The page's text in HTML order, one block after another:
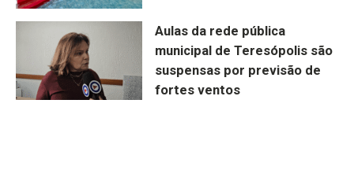
Aulas da rede pública
municipal de Teresópolis são
suspensas por previsão de
fortes ventos